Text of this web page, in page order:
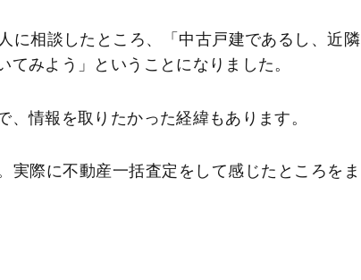
に相談したところ、「中古戸建であるし、近隣
みよう」ということになりました。
情報を取りたかった経緯もあります。
際に不動産一括査定をして感じたところをま